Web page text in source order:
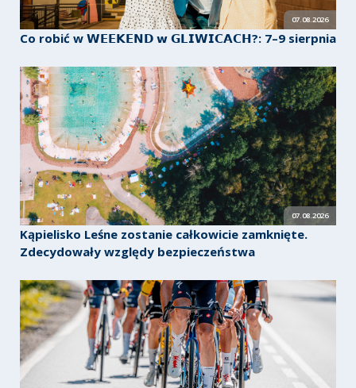
07.08.2026
Co robić w 𝗪𝗘𝗘𝗞𝗘𝗡𝗗 𝘄 𝗚𝗟𝗜𝗪𝗜𝗖𝗔𝗖𝗛?: 7–9 sierpnia
07.08.2026
Kąpielisko Leśne zostanie całkowicie zamknięte.
Zdecydowały względy bezpieczeństwa